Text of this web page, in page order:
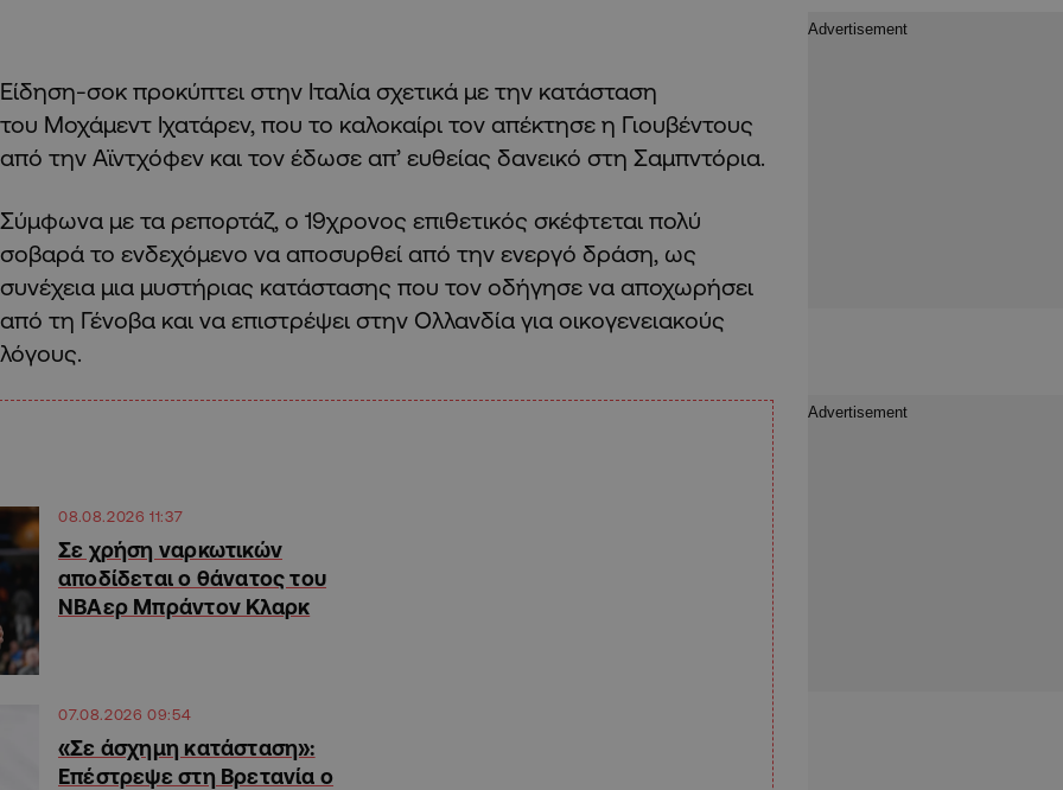
Είδηση-σοκ προκύπτει στην Ιταλία σχετικά με την κατάσταση
του Μοχάμεντ Ιχατάρεν, που το καλοκαίρι τον απέκτησε η Γιουβέντους
από την Αϊντχόφεν και τον έδωσε απ’ ευθείας δανεικό στη Σαμπντόρια.
Σύμφωνα με τα ρεπορτάζ, ο 19χρονος επιθετικός σκέφτεται πολύ
σοβαρά το ενδεχόμενο να αποσυρθεί από την ενεργό δράση, ως
συνέχεια μια μυστήριας κατάστασης που τον οδήγησε να αποχωρήσει
από τη Γένοβα και να επιστρέψει στην Ολλανδία για οικογενειακούς
λόγους.
08.08.2026 11:37
Σε χρήση ναρκωτικών
αποδίδεται ο θάνατος του
ΝΒΑερ Μπράντον Κλαρκ
07.08.2026 09:54
«Σε άσχημη κατάσταση»:
Επέστρεψε στη Βρετανία ο